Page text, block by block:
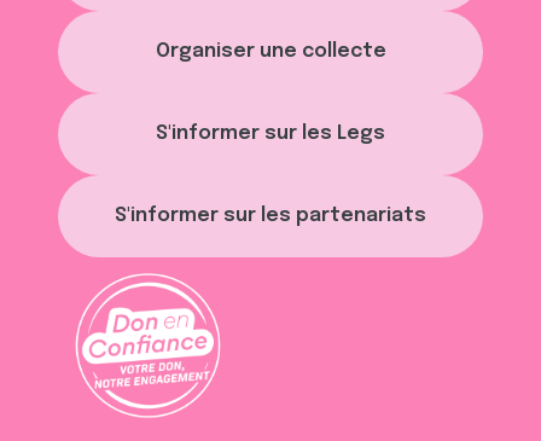
Organiser une collecte
S'informer sur les Legs
S'informer sur les partenariats